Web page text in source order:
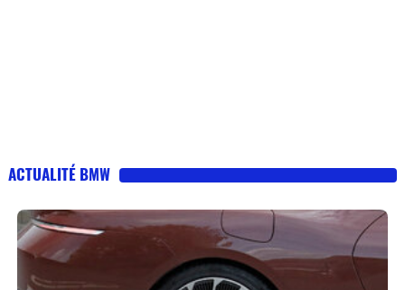
ACTUALITÉ BMW